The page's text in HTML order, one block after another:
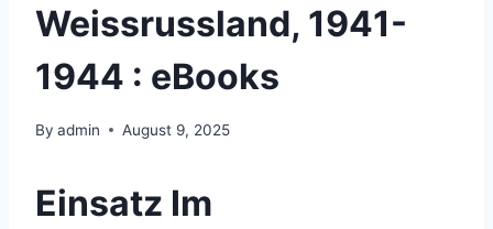
Weissrussland, 1941-
1944 : eBooks
By admin August 9, 2025
Einsatz Im